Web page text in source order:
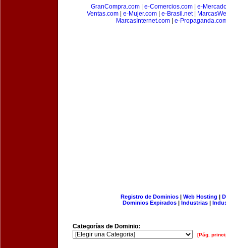
GranCompra.com
e-Comercios.com
e-
Ventas.com| e-Mujer.com| e-Brasil.net|
MarcasInternet.com
e-
Registro de Dominios| Web Hosting |
Dominios Expirados | Industrias |
Categorías de Dominio:
[Pág.